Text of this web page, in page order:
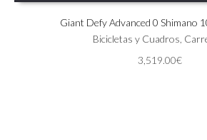
Giant Defy Advanced 0 Shimano
Bicicletas y Cuadros
3,519.00€